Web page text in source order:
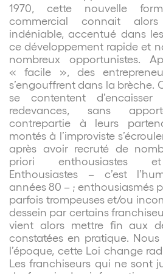
1970, cette nouvelle
commercial connait
indéniable, accentué dans
ce développement rapide et
nombreux opportunistes.
« facile », des
s’engouffrent dans la brèche.
se contentent
redevances, sans
contrepartie à leurs
montés à l’improviste
après avoir recruté de
priori enthousiastes et
Enthousiastes – c’est
années 80 – ; enthousiasmés
parfois trompeuses et/ou
dessein par certains
vient alors mettre fin aux
constatées en pratique. Nous
l’époque, cette Loi change
Les franchiseurs qui ne sont